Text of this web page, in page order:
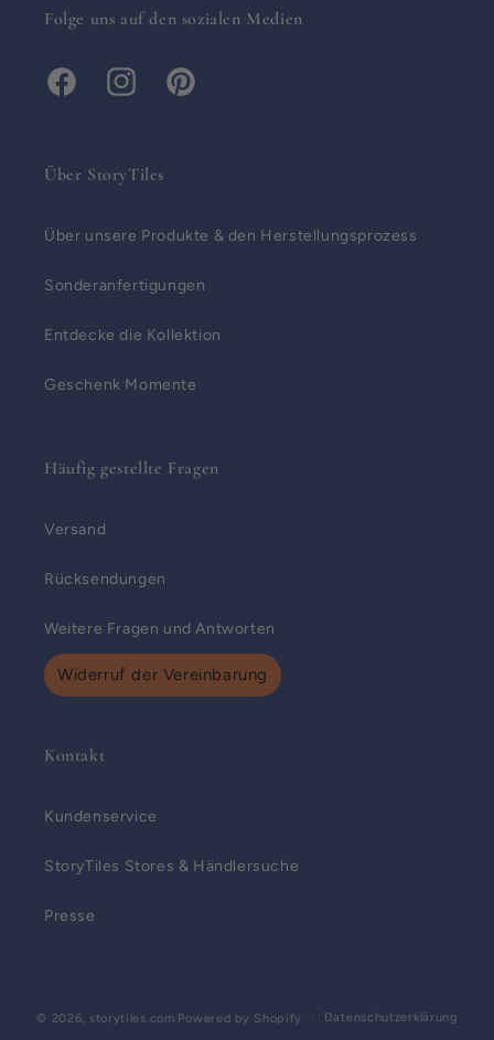
Folge uns auf den sozialen Medien
FacebookInstagramPinterest
Über StoryTiles
Über unsere Produkte & den Herstellungsprozess
Sonderanfertigungen
Entdecke die Kollektion
Geschenk Momente
Häufig gestellte Fragen
Versand
Rücksendungen
Weitere Fragen und Antworten
Widerruf der Vereinbarung
Kontakt
Kundenservice
StoryTiles Stores & Händlersuche
Presse
© 2026, storytiles.com Powered by Shopify Datenschutzerklärung